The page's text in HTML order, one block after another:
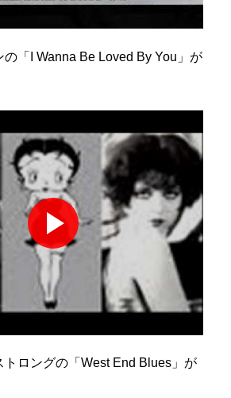
「I Wanna Be Loved By You」が
ロングの「West End Blues」が